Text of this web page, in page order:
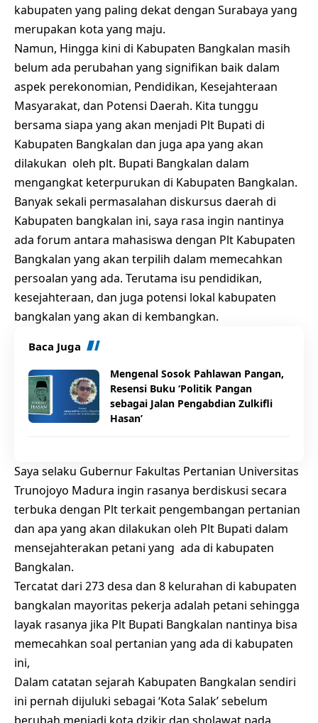
kabupaten yang paling dekat dengan Surabaya yang
merupakan kota yang maju.
Namun, Hingga kini di Kabupaten Bangkalan masih
belum ada perubahan yang signifikan baik dalam
aspek perekonomian, Pendidikan, Kesejahteraan
Masyarakat, dan Potensi Daerah. Kita tunggu
bersama siapa yang akan menjadi Plt Bupati di
Kabupaten Bangkalan dan juga apa yang akan
dilakukan oleh plt. Bupati Bangkalan dalam
mengangkat keterpurukan di Kabupaten Bangkalan.
Banyak sekali permasalahan diskursus daerah di
Kabupaten bangkalan ini, saya rasa ingin nantinya
ada forum antara mahasiswa dengan Plt Kabupaten
Bangkalan yang akan terpilih dalam memecahkan
persoalan yang ada. Terutama isu pendidikan,
kesejahteraan, dan juga potensi lokal kabupaten
bangkalan yang akan di kembangkan.
Baca Juga
Mengenal Sosok Pahlawan Pangan,
Resensi Buku ‘Politik Pangan
sebagai Jalan Pengabdian Zulkifli
Hasan’
Saya selaku Gubernur Fakultas Pertanian Universitas
Trunojoyo Madura ingin rasanya berdiskusi secara
terbuka dengan Plt terkait pengembangan pertanian
dan apa yang akan dilakukan oleh Plt Bupati dalam
mensejahterakan petani yang ada di kabupaten
Bangkalan.
Tercatat dari 273 desa dan 8 kelurahan di kabupaten
bangkalan mayoritas pekerja adalah petani sehingga
layak rasanya jika Plt Bupati Bangkalan nantinya bisa
memecahkan soal pertanian yang ada di kabupaten
ini,
Dalam catatan sejarah Kabupaten Bangkalan sendiri
ini pernah dijuluki sebagai ‘Kota Salak’ sebelum